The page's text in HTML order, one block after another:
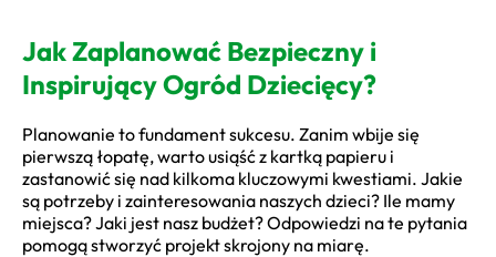
Jak Zaplanować Bezpieczny i
Inspirujący Ogród Dziecięcy?
Planowanie to fundament sukcesu. Zanim wbije się
pierwszą łopatę, warto usiąść z kartką papieru i
zastanowić się nad kilkoma kluczowymi kwestiami. Jakie
są potrzeby i zainteresowania naszych dzieci? Ile mamy
miejsca? Jaki jest nasz budżet? Odpowiedzi na te pytania
pomogą stworzyć projekt skrojony na miarę.